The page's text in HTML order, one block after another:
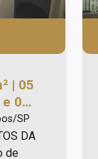
| 05
05
II -
SP
DA